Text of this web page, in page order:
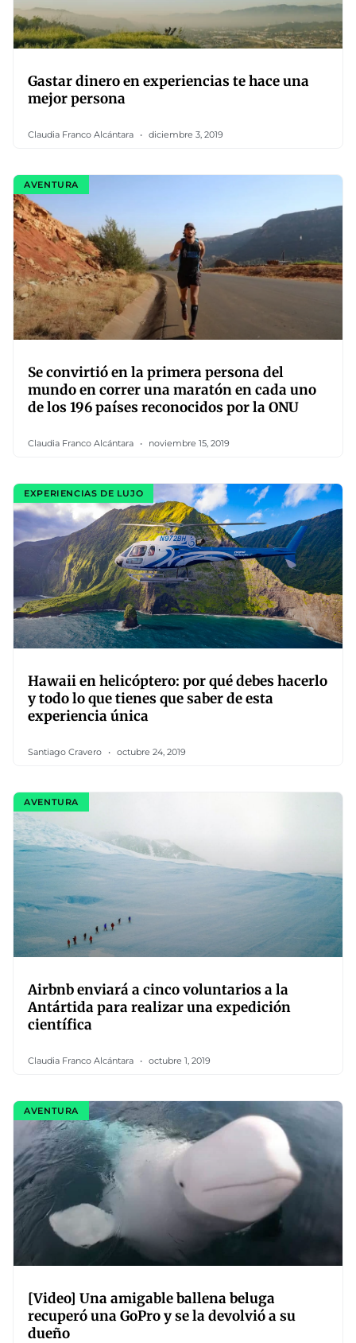
Gastar dinero en experiencias te hace una
mejor persona
Claudia Franco Alcántara diciembre 3, 2019
AVENTURA
Se convirtió en la primera persona del
mundo en correr una maratón en cada uno
de los 196 países reconocidos por la ONU
Claudia Franco Alcántara noviembre 15, 2019
EXPERIENCIAS DE LUJO
Hawaii en helicóptero: por qué debes hacerlo
y todo lo que tienes que saber de esta
experiencia única
Santiago Cravero octubre 24, 2019
AVENTURA
Airbnb enviará a cinco voluntarios a la
Antártida para realizar una expedición
científica
Claudia Franco Alcántara octubre 1, 2019
AVENTURA
[Video] Una amigable ballena beluga
recuperó una GoPro y se la devolvió a su
dueño